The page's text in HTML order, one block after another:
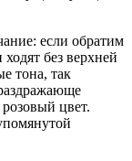
если обратим
без верхней
тона, так
цвет.